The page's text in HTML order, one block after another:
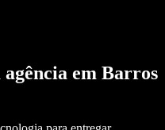
em Barros